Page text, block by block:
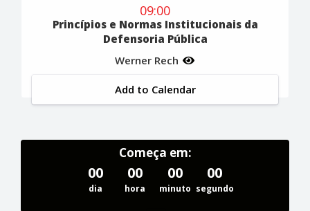
09:00
Princípios e Normas Institucionais da
Defensoria Pública
Werner Rech
Add to Calendar
Começa em:
00
dia
00
hora
00
minuto
00
segundo